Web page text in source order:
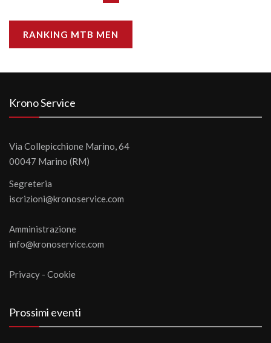
RANKING MTB MEN
Krono Service
Via Collepicchione Marino, 64
00047 Marino (RM)
Segreteria
iscrizioni@kronoservice.com
Amministrazione
info@kronoservice.com
Privacy - Cookie
Prossimi eventi